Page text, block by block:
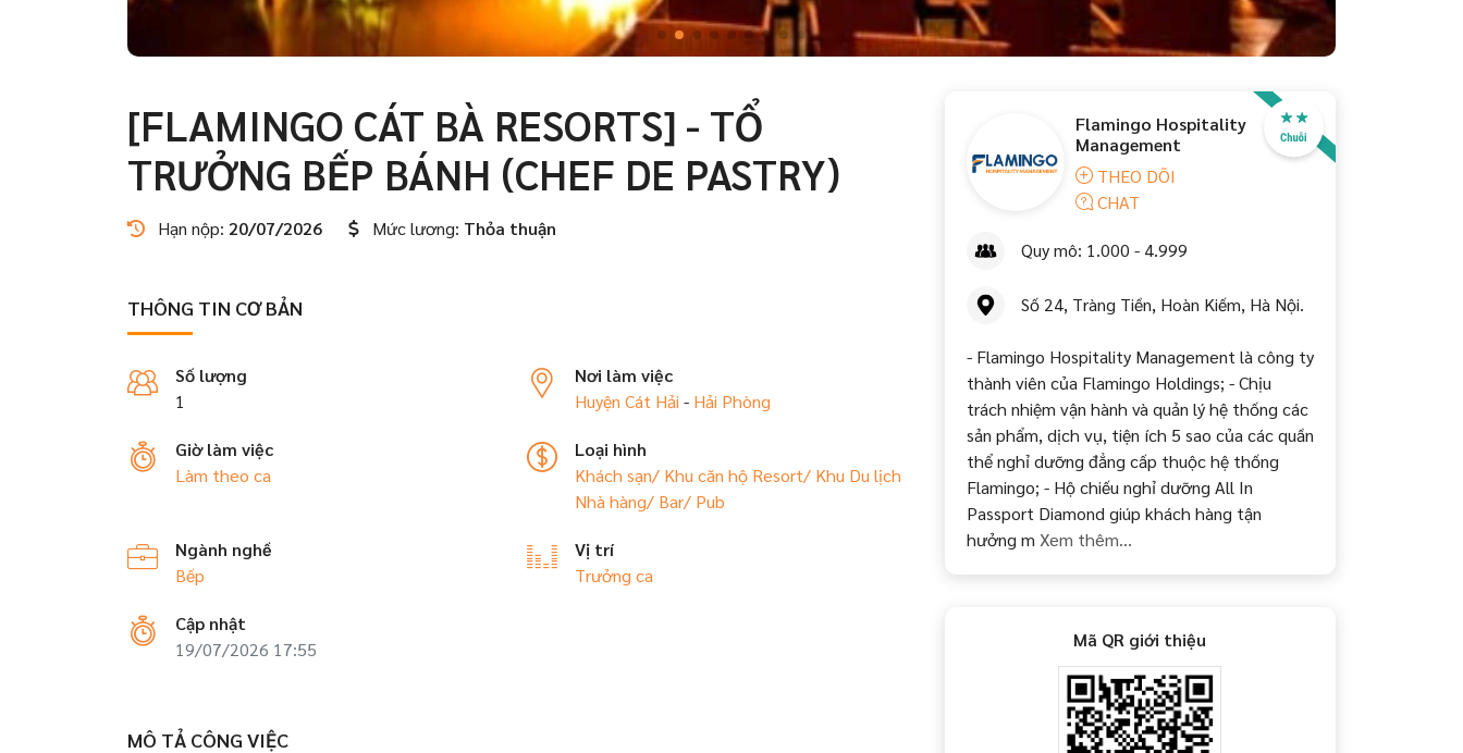
[FLAMINGO CÁT BÀ RESORTS] - TỔ
TRƯỞNG BẾP BÁNH (CHEF DE PASTRY)
Hạn nộp: 20/07/2026 Mức lương: Thỏa thuận
THÔNG TIN CƠ BẢN
Số lượng
1
Nơi làm việc
Huyện Cát Hải - Hải Phòng
Giờ làm việc
Làm theo ca
Loại hình
Khách sạn/ Khu căn hộ Resort/ Khu Du lịch
Nhà hàng/ Bar/ Pub
Ngành nghề
Bếp
Vị trí
Trưởng ca
Cập nhật
19/07/2026 17:55
MÔ TẢ CÔNG VIỆC
Flamingo Hospitality
Management
THEO DÕI
CHAT
Quy mô: 1.000 - 4.999
Số 24, Tràng Tiền, Hoàn Kiếm, Hà Nội.
- Flamingo Hospitality Management là công ty
thành viên của Flamingo Holdings; - Chịu
trách nhiệm vận hành và quản lý hệ thống các
sản phẩm, dịch vụ, tiện ích 5 sao của các quần
thể nghỉ dưỡng đẳng cấp thuộc hệ thống
Flamingo; - Hộ chiếu nghỉ dưỡng All In
Passport Diamond giúp khách hàng tận
hưởng m Xem thêm...
Mã QR giới thiệu